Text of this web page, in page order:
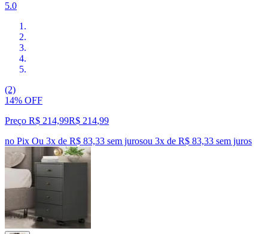
5.0
(2)
14% OFF
Preço R$ 214,99R$ 214,99
no Pix Ou 3x de R$ 83,33 sem jurosou 3x de R$ 83,33 sem juros